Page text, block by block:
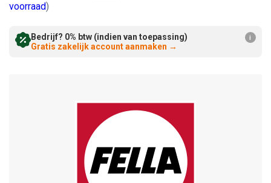
voorraad)
Bedrijf? 0% btw (indien van toepassing)
Gratis zakelijk account aanmaken →
i